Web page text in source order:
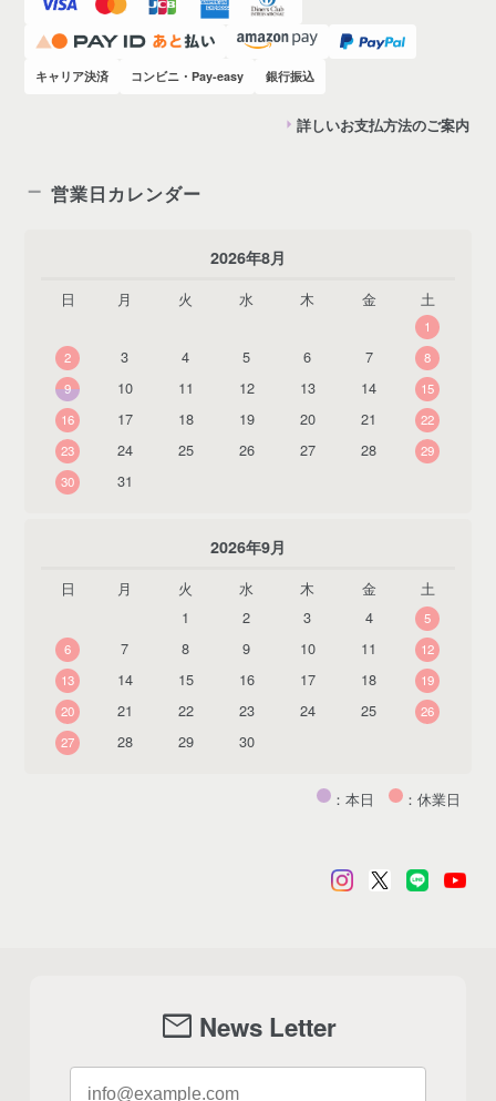
キャリア決済 コンビニ・Pay-easy 銀行振込
詳しいお支払方法のご案内
営業日カレンダー
2026年8月
日 月 火 水 木 金 土
1
2
3 4 5 6 7
8
9
10 11 12 13 14
15
16
17 18 19 20 21
22
23
24 25 26 27 28
29
30
31
2026年9月
日 月 火 水 木 金
土
1
2 3 4
5
6
7 8 9 10 11
12
13
14 15 16 17 18
19
20
21 22 23 24 25
26
27
28 29 30
：本日 ：休業日
mail News Letter